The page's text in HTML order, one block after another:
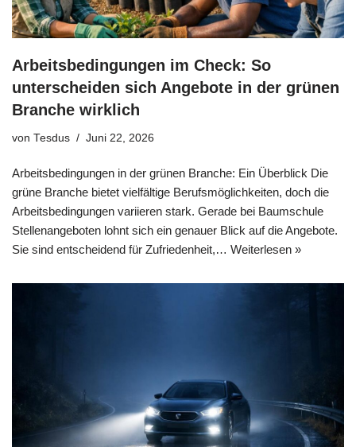
Arbeitsbedingungen im Check: So
unterscheiden sich Angebote in der grünen
Branche wirklich
von Tesdus Juni 22, 2026
Arbeitsbedingungen in der grünen Branche: Ein Überblick Die
grüne Branche bietet vielfältige Berufsmöglichkeiten, doch die
Arbeitsbedingungen variieren stark. Gerade bei Baumschule
Stellenangeboten lohnt sich ein genauer Blick auf die Angebote.
Sie sind entscheidend für Zufriedenheit,… Weiterlesen »